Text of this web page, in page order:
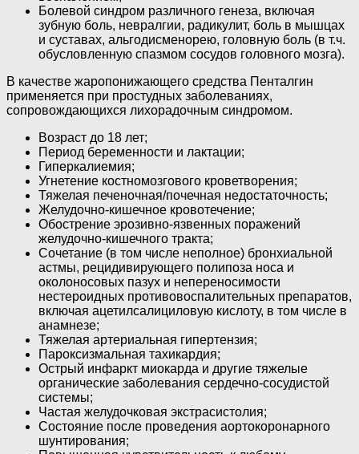
Болевой синдром различного генеза, включая
зубную боль, невралгии, радикулит, боль в мышцах
и суставах, альгодисменорею, головную боль (в т.ч.
обусловленную спазмом сосудов головного мозга).
В качестве жаропонижающего средства Пенталгин
применяется при простудных заболеваниях,
сопровождающихся лихорадочным синдромом.
Возраст до 18 лет;
Период беременности и лактации;
Гиперкалиемия;
Угнетение костномозгового кроветворения;
Тяжелая печеночная/почечная недостаточность;
Желудочно-кишечное кровотечение;
Обострение эрозивно-язвенных поражений
желудочно-кишечного тракта;
Сочетание (в том числе неполное) бронхиальной
астмы, рецидивирующего полипоза носа и
околоносовых пазух и непереносимости
нестероидных противовоспалительных препаратов,
включая ацетилсалициловую кислоту, в том числе в
анамнезе;
Тяжелая артериальная гипертензия;
Пароксизмальная тахикардия;
Острый инфаркт миокарда и другие тяжелые
органические заболевания сердечно-сосудистой
системы;
Частая желудочковая экстрасистолия;
Состояние после проведения аортокоронарного
шунтирования;